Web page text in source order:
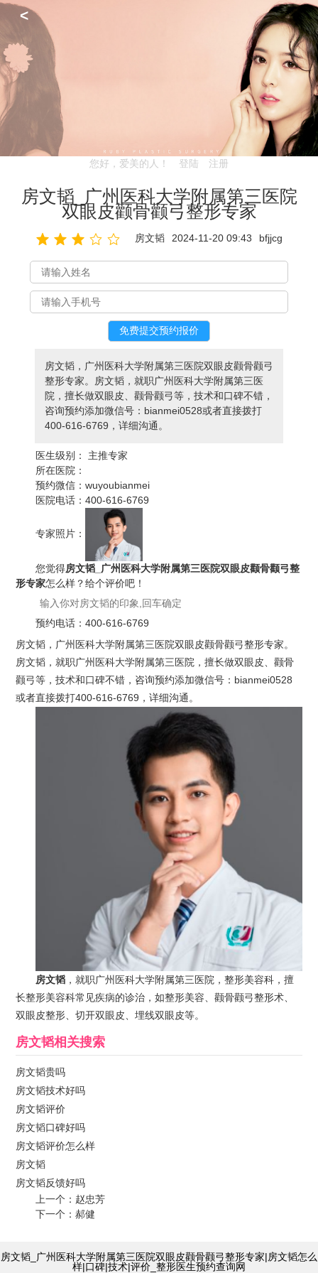
<
您好，爱美的人！ 登陆 注册
房文韬_广州医科大学附属第三医院
双眼皮颧骨颧弓整形专家
房文韬 2024-11-20 09:43 bfjjcg
房文韬，广州医科大学附属第三医院双眼皮颧骨颧弓
整形专家。房文韬，就职广州医科大学附属第三医
院，擅长做双眼皮、颧骨颧弓等，技术和口碑不错，
咨询预约添加微信号：bianmei0528或者直接拨打
400-616-6769，详细沟通。
医生级别：
主推专家
所在医院：
预约微信：wuyoubianmei
医院电话：400-616-6769
专家照片：
您觉得房文韬_广州医科大学附属第三医院双眼皮颧骨颧弓整
形专家怎么样？给个评价吧！
预约电话：400-616-6769
房文韬，广州医科大学附属第三医院双眼皮颧骨颧弓整形专家。
房文韬，就职广州医科大学附属第三医院，擅长做双眼皮、颧骨
颧弓等，技术和口碑不错，咨询预约添加微信号：bianmei0528
或者直接拨打400-616-6769，详细沟通。
房文韬 ，就职广州医科大学附属第三医院，整形美容科，擅
长整形美容科常见疾病的诊治，如整形美容、颧骨颧弓整形术、
双眼皮整形、切开双眼皮、埋线双眼皮等。
房文韬相关搜索
房文韬贵吗
房文韬技术好吗
房文韬评价
房文韬口碑好吗
房文韬评价怎么样
房文韬
房文韬反馈好吗
上一个： 赵忠芳
下一个：郝健
房文韬_广州医科大学附属第三医院双眼皮颧骨颧弓整形专家|房文韬怎么
样|口碑|技术|评价_整形医生预约查询网